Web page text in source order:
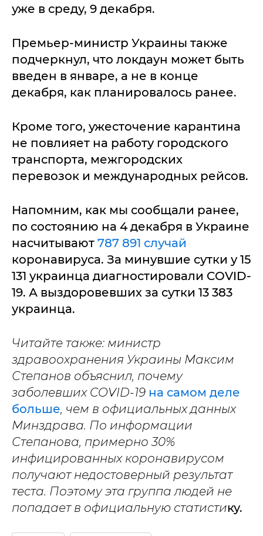
уже в среду, 9 декабря.
Премьер-министр Украины также
подчеркнул, что локдаун может быть
введен в январе, а не в конце
декабря, как планировалось ранее.
Кроме того, ужесточение карантина
не повлияет на работу городского
транспорта, межгородских
перевозок и международных рейсов.
Напомним, как мы сообщали ранее,
по состоянию на 4 декабря в Украине
насчитывают 787 891 случай
коронавируса. За минувшие сутки у 15
131 украинца диагностировали COVID-
19. А выздоровевших за сутки 13 383
украинца.
Читайте также: министр
здравоохранения Украины Максим
Степанов объяснил, почему
заболевших COVID-19 на самом деле
больше, чем в официальных данных
Минздрава. По информации
Степанова, примерно 30%
инфицированных коронавирусом
получают недостоверный результат
теста. Поэтому эта группа людей не
попадает в официальную статистику.